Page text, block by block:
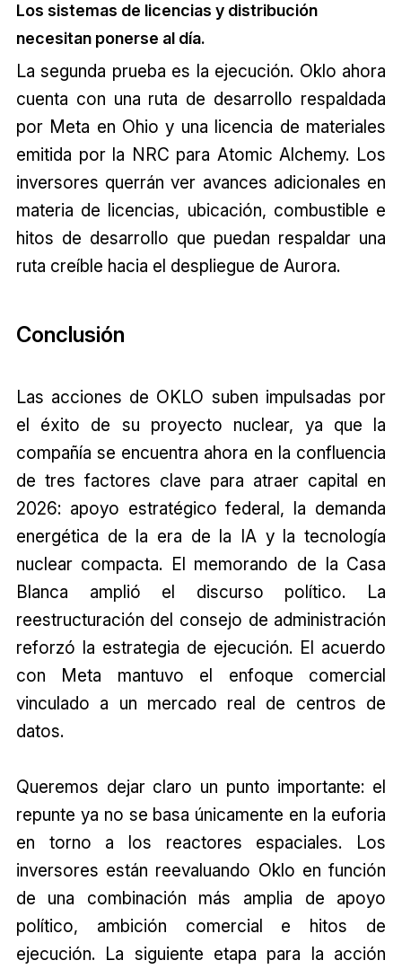
Los sistemas de licencias y distribución
necesitan ponerse al día.
La segunda prueba es la ejecución. Oklo ahora
cuenta con una ruta de desarrollo respaldada
por Meta en Ohio y una licencia de materiales
emitida por la NRC para Atomic Alchemy. Los
inversores querrán ver avances adicionales en
materia de licencias, ubicación, combustible e
hitos de desarrollo que puedan respaldar una
ruta creíble hacia el despliegue de Aurora.
Conclusión
Las acciones de OKLO suben impulsadas por
el éxito de su proyecto nuclear, ya que la
compañía se encuentra ahora en la confluencia
de tres factores clave para atraer capital en
2026: apoyo estratégico federal, la demanda
energética de la era de la IA y la tecnología
nuclear compacta. El memorando de la Casa
Blanca amplió el discurso político. La
reestructuración del consejo de administración
reforzó la estrategia de ejecución. El acuerdo
con Meta mantuvo el enfoque comercial
vinculado a un mercado real de centros de
datos.
Queremos dejar claro un punto importante: el
repunte ya no se basa únicamente en la euforia
en torno a los reactores espaciales. Los
inversores están reevaluando Oklo en función
de una combinación más amplia de apoyo
político, ambición comercial e hitos de
ejecución. La siguiente etapa para la acción